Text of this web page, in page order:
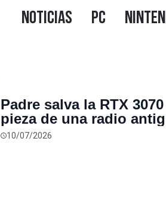
Padre salva la RTX
pieza de una radio
de $120 dólares: ahora
10/07/2026